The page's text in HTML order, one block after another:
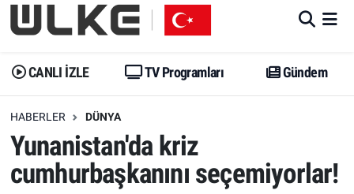
CANLI İZLE TV Programları Gündem
HABERLER DÜNYA
Yunanistan'da kriz
cumhurbaşkanını seçemiyorlar!
Gündem
Dünya
Erişim Bilgileri
Ekonomi
Gündem
Trend
Erişim Bilgileri
Spor
İstanbul Namaz Vakitleri
Trafik Durumu
Erişim Bilgileri
Tüm Manşetler